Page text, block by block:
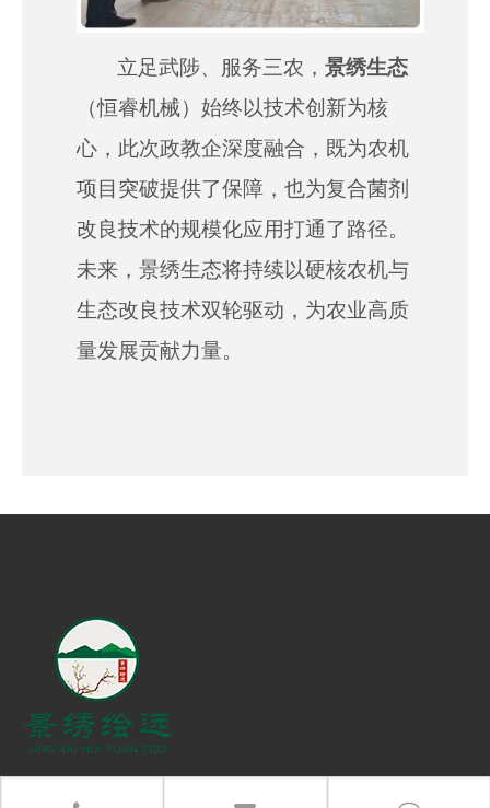
立足武陟、服务三农，景绣生态
（恒睿机械）始终以技术创新为核
心，此次政教企深度融合，既为农机
项目突破提供了保障，也为复合菌剂
改良技术的规模化应用打通了路径。
未来，景绣生态将持续以硬核农机与
生态改良技术双轮驱动，为农业高质
量发展贡献力量。
联系电话